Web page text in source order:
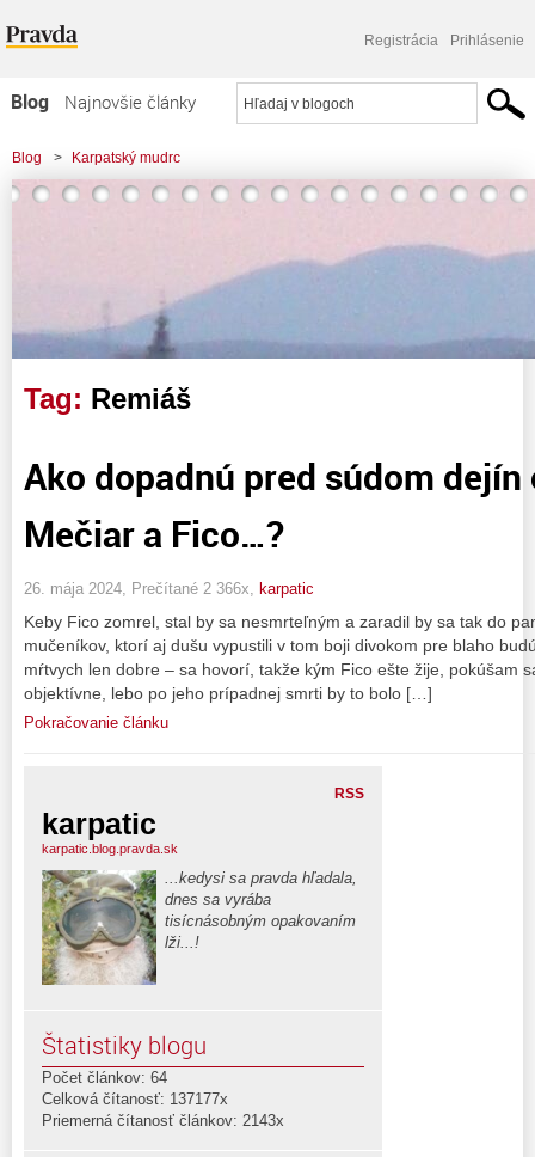
Registrácia Prihlásenie
Blog
Najnovšie články
Najčítanejšie články
Najkomentovanejšie články
Blog > Karpatský mudrc
> Ako dopadnú pred súdom dejín obžalovaní Mečiar a Fico...?
Tag: Remiáš
Ako dopadnú pred súdom
Mečiar a Fico…?
26. mája 2024, Prečítané 2 366x, karpatic
Keby Fico zomrel, stal by sa nesmrteľným a zaradil by sa tak do
mučeníkov, ktorí aj dušu vypustili v tom boji divokom pre blaho
mŕtvych len dobre – sa hovorí, takže kým Fico ešte žije, pokúšam
objektívne, lebo po jeho prípadnej smrti by to bolo […]
Pokračovanie článku
RSS
karpatic
karpatic.blog.pravda.sk
...kedysi sa pravda hľadala,
dnes sa vyrába
tisícnásobným opakovaním
lži...!
Štatistiky blogu
Počet článkov: 64
Celková čítanosť: 137177x
Priemerná čítanosť článkov: 2143x